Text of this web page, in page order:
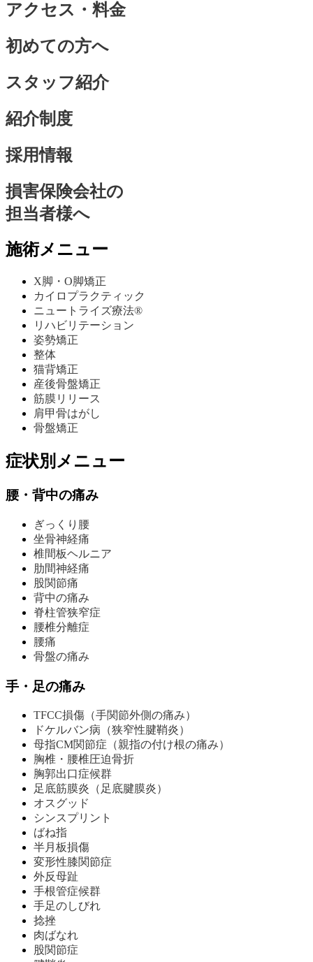
アクセス・料金
初めての方へ
スタッフ紹介
紹介制度
採用情報
損害保険会社の
担当者様へ
施術メニュー
X脚・O脚矯正
カイロプラクティック
ニュートライズ療法®
リハビリテーション
姿勢矯正
整体
猫背矯正
産後骨盤矯正
筋膜リリース
肩甲骨はがし
骨盤矯正
症状別メニュー
腰・背中の痛み
ぎっくり腰
坐骨神経痛
椎間板ヘルニア
肋間神経痛
股関節痛
背中の痛み
脊柱管狭窄症
腰椎分離症
腰痛
骨盤の痛み
手・足の痛み
TFCC損傷（手関節外側の痛み）
ドケルバン病（狭窄性腱鞘炎）
母指CM関節症（親指の付け根の痛み）
胸椎・腰椎圧迫骨折
胸郭出口症候群
足底筋膜炎（足底腱膜炎）
オスグッド
シンスプリント
ばね指
半月板損傷
変形性膝関節症
外反母趾
手根管症候群
手足のしびれ
捻挫
肉ばなれ
股関節症